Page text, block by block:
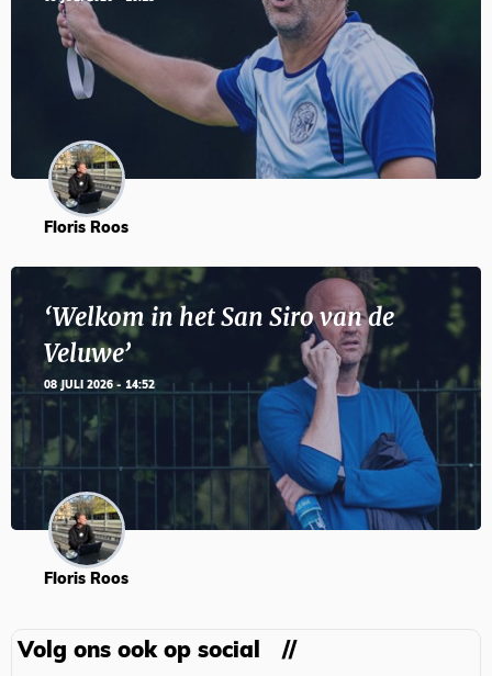
Floris Roos
‘Welkom in het San Siro van de
Veluwe’
08 JULI 2026 - 14:52
Floris Roos
Volg ons ook op social